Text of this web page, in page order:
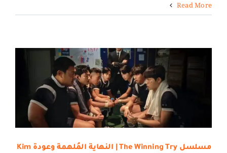
Read More
مسلسل The Winning Try | النهاية المُلهمة وعودة Kim